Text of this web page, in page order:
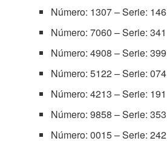
Número: 1307 – Serie: 146
Número: 7060 – Serie: 341
Número: 4908 – Serie: 399
Número: 5122 – Serie: 074
Número: 4213 – Serie: 191
Número: 9858 – Serie: 353
Número: 0015 – Serie: 242